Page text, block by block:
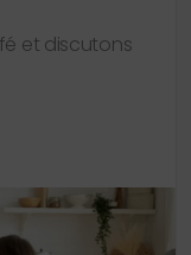
et discutons